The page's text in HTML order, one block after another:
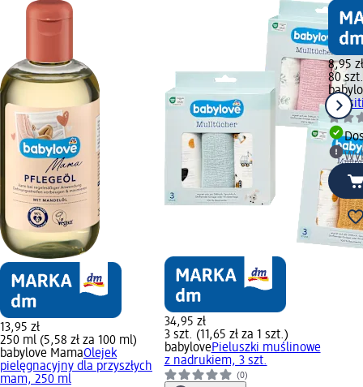
13,95 zł
250 ml (5,58 zł za 100 ml)
babylove MamaOlejek
pielęgnacyjny dla przyszłych
mam, 250 ml
34,95 zł
3 szt. (11,65 zł za 1 szt.)
babylovePieluszki muślinowe
z nadrukiem, 3 szt.
(0)
8,95
80